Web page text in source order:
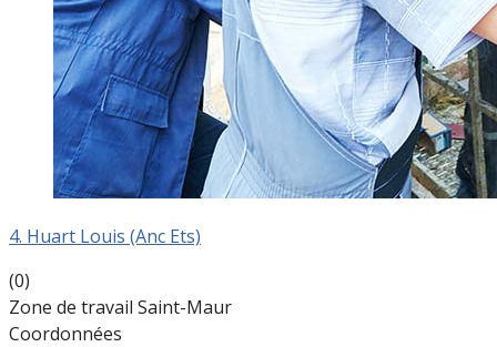
4. Huart Louis (Anc Ets)
(0)
Zone de travail Saint-Maur
Coordonnées